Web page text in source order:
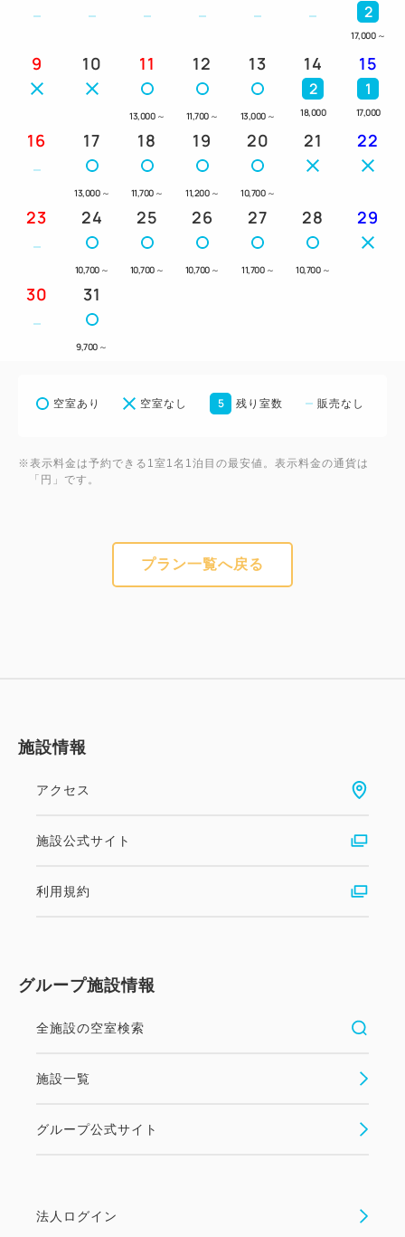
2
17,000 ～
9 10 11
13,000 ～
12
11,700 ～
13
13,000 ～
14
2
18,000
15
1
17,000
16 17
13,000 ～
18
11,700 ～
19
11,200 ～
20
10,700 ～
21 22
23 24
10,700 ～
25
10,700 ～
26
10,700 ～
27
11,700 ～
28
10,700 ～
29
30 31
9,700 ～
空室あり 空室なし 5 残り室数 販売なし
※表示料金は予約できる1室1名1泊目の最安値。表示料金の通貨は
「円」です。
プラン一覧へ戻る
施設情報
アクセス
施設公式サイト
利用規約
グループ施設情報
全施設の空室検索
施設一覧
グループ公式サイト
法人ログイン